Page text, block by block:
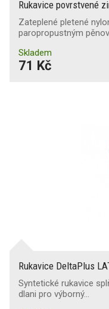
Rukavice povrstvené
Zateplené pletené
paropropustným
Skladem
71 Kč
Rukavice DeltaPlus
Syntetické rukavice
dlani pro výborný…